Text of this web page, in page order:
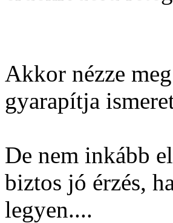
Akkor nézze
gyarapítja
De nem inkább
biztos jó érzés,
legyen....